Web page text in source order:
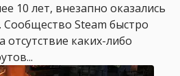
10 лет, внезапно оказались
Сообщество Steam быстро
отсутствие каких-либо